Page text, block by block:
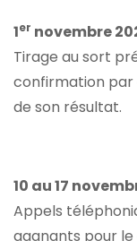
1er novembre
Tirage au sort
confirmation par
de son résultat.
10 au 17
Appels
gagnants pour le